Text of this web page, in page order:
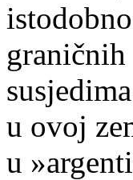
u ovoj
u